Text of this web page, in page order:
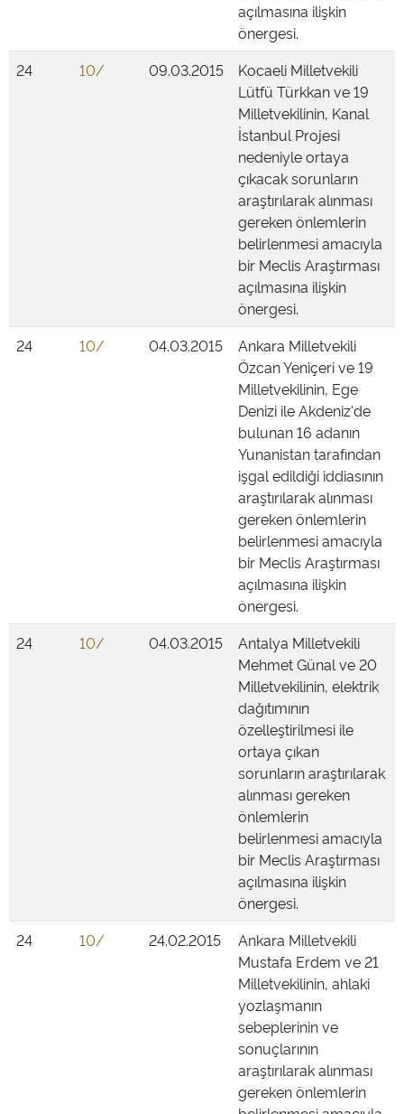
açılmasına ilişkin
önergesi.
24
10/ 09.03.2015
Kocaeli Milletvekili
Lütfü Türkkan ve 19
Milletvekilinin, Kanal
İstanbul Projesi
nedeniyle ortaya
çıkacak sorunların
araştırılarak alınması
gereken önlemlerin
belirlenmesi amacıyla
bir Meclis Araştırması
açılmasına ilişkin
önergesi.
24
10/ 04.03.2015
Ankara Milletvekili
Özcan Yeniçeri ve 19
Milletvekilinin, Ege
Denizi ile Akdeniz'de
bulunan 16 adanın
Yunanistan tarafından
işgal edildiği iddiasının
araştırılarak alınması
gereken önlemlerin
belirlenmesi amacıyla
bir Meclis Araştırması
açılmasına ilişkin
önergesi.
24
10/ 04.03.2015
Antalya Milletvekili
Mehmet Günal ve 20
Milletvekilinin, elektrik
dağıtımının
özelleştirilmesi ile
ortaya çıkan
sorunların araştırılarak
alınması gereken
önlemlerin
belirlenmesi amacıyla
bir Meclis Araştırması
açılmasına ilişkin
önergesi.
24
10/ 24.02.2015
Ankara Milletvekili
Mustafa Erdem ve 21
Milletvekilinin, ahlaki
yozlaşmanın
sebeplerinin ve
sonuçlarının
araştırılarak alınması
gereken önlemlerin